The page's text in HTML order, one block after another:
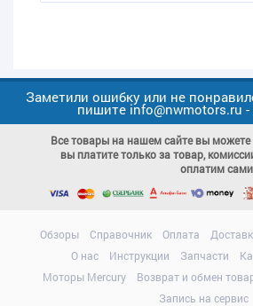
Заметили ошибку или не
пишите info@nwmotors.ru
Все товары на нашем сайте вы
вы платите только за товар,
оплатим сами
Обзоры Справочник Оплата
О нас
Инструкции Запчасти
Моторы Mercury
Возврат и обмен
Запись на сервис